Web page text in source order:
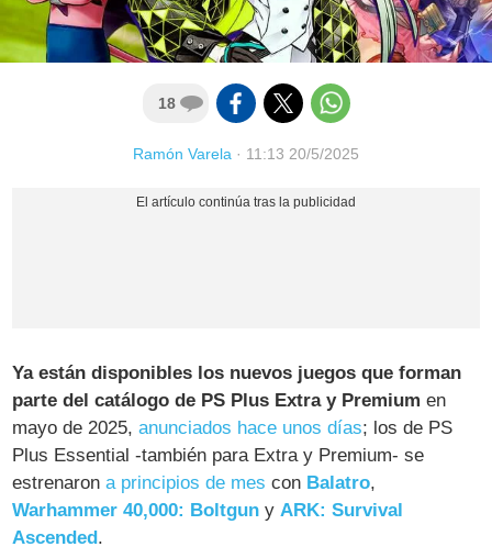
18
Ramón Varela · 11:13 20/5/2025
Ya están disponibles los nuevos juegos que forman
parte del catálogo de PS Plus Extra y Premium en
mayo de 2025,anunciados hace unos días; los de PS
Plus Essential -también para Extra y Premium- se
estrenarona principios de mes con Balatro,
Warhammer 40,000: Boltgun yARK: Survival
Ascended.